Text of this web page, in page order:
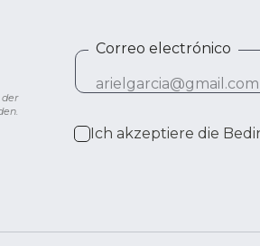
der
Correo electrónico
Ich akzeptiere die